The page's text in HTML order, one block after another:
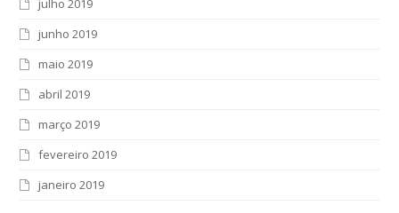
julho 2019
junho 2019
maio 2019
abril 2019
março 2019
fevereiro 2019
janeiro 2019